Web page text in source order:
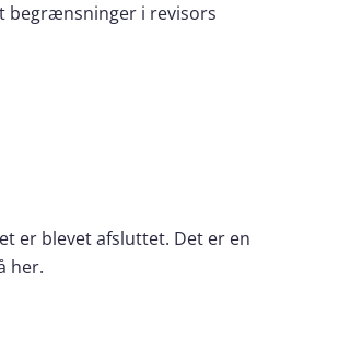
begrænsninger i revisors
er blevet afsluttet. Det er en
her.